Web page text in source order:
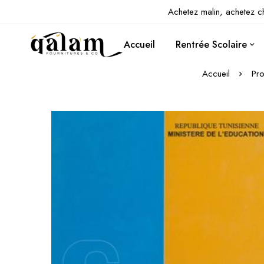
Achetez malin, achetez
Accueil Rentrée Scolaire
Accueil